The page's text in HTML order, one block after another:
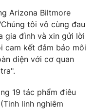
video
Arizona Biltmore
tôi vô cùng đau
gia đình và xin gửi lời
cam kết đảm bảo môi
diện với cơ quan
19 tác phẩm điêu
linh nghiêm